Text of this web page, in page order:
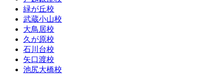
緑が丘校
武蔵小山校
大鳥居校
久が原校
石川台校
矢口渡校
池尻大橋校